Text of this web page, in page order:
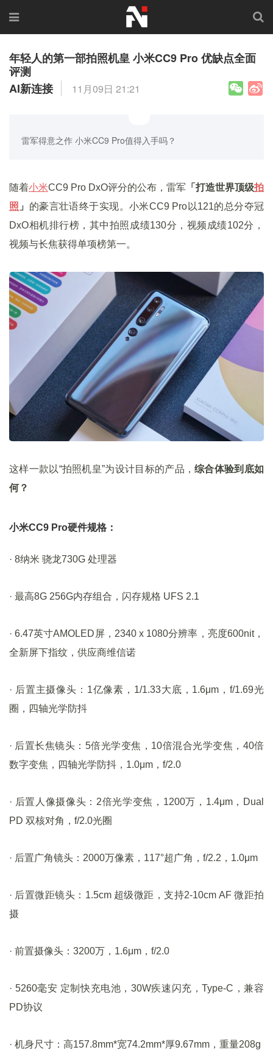
年轻人的第一部拍照机皇 小米CC9 Pro 优缺点全面
评测
AI新连接
11月09日 21:21
雷军得意之作 小米CC9 Pro值得入手吗？
随着小米CC9 Pro DxO评分的公布，雷军 「打造世界顶级拍
照 」 的豪言壮语终于实现。小米CC9 Pro以121的总分夺冠
DxO相机排行榜，其中拍照成绩130分，视频成绩102分，
视频与长焦获得单项榜第一。
这样一款以“拍照机皇”为设计目标的产品，综合体验到底如
何？
小米CC9 Pro硬件规格：
· 8纳米 骁龙730G 处理器
· 最高8G 256G内存组合，闪存规格 UFS 2.1
· 6.47英寸AMOLED屏，2340 x 1080分辨率，亮度600nit，
全新屏下指纹，供应商维信诺
· 后置主摄像头：1亿像素，1/1.33大底，1.6μm，f/1.69光
圈，四轴光学防抖
· 后置长焦镜头：5倍光学变焦，10倍混合光学变焦，40倍
数字变焦，四轴光学防抖，1.0μm，f/2.0
· 后置人像摄像头：2倍光学变焦，1200万，1.4μm，Dual
PD 双核对角，f/2.0光圈
· 后置广角镜头：2000万像素，117°超广角，f/2.2，1.0μm
· 后置微距镜头：1.5cm 超级微距，支持2-10cm AF 微距拍
摄
· 前置摄像头：3200万，1.6μm，f/2.0
· 5260毫安 定制快充电池，30W疾速闪充，Type-C，兼容
PD协议
· 机身尺寸：高157.8mm*宽74.2mm*厚9.67mm，重量208g